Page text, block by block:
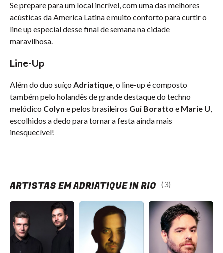
Se prepare para um local incrível, com uma das melhores
acústicas da America Latina e muito conforto para curtir o
line up especial desse final de semana na cidade
maravilhosa.
Line-Up
Além do duo suíço Adriatique, o line-up é composto
também pelo holandês de grande destaque do techno
melódico Colyn e pelos brasileiros Gui Boratto e Marie U,
escolhidos a dedo para tornar a festa ainda mais
inesquecível!
ARTISTAS EM ADRIATIQUE IN RIO (3)